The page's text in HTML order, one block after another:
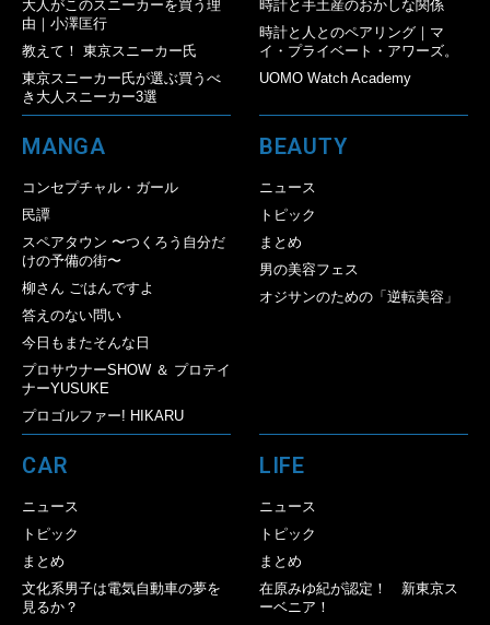
大人がこのスニーカーを買う理
由｜小澤匡行
教えて！ 東京スニーカー氏
東京スニーカー氏が選ぶ買うべ
き大人スニーカー3選
時計と手土産のおかしな関係
時計と人とのペアリング｜マ
イ・プライベート・アワーズ。
UOMO Watch Academy
MANGA
コンセプチャル・ガール
民譚
スペアタウン 〜つくろう自分だ
けの予備の街〜
柳さん ごはんですよ
答えのない問い
今日もまたそんな日
プロサウナーSHOW ＆ プロテイ
ナーYUSUKE
プロゴルファー! HIKARU
BEAUTY
ニュース
トピック
まとめ
男の美容フェス
オジサンのための「逆転美容」
CAR
ニュース
トピック
まとめ
文化系男子は電気自動車の夢を
見るか？
LIFE
ニュース
トピック
まとめ
在原みゆ紀が認定！ 新東京ス
ーベニア！